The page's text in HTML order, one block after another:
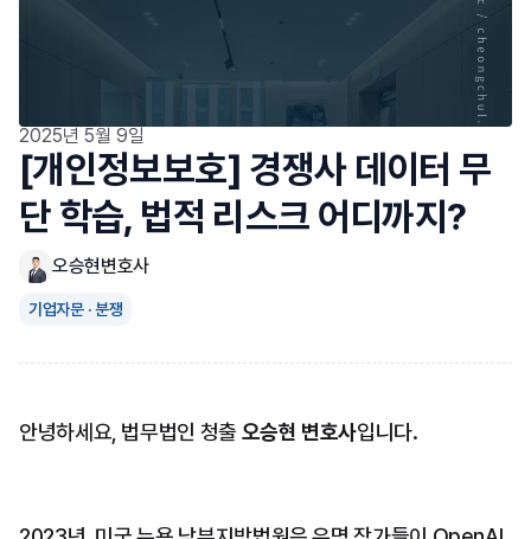
2025년 5월 9일
[개인정보보호] 경쟁사 데이터 무
단 학습, 법적 리스크 어디까지?
오승현변호사
기업자문 · 분쟁
안녕하세요, 법무법인 청출 오승현 변호사입니다.